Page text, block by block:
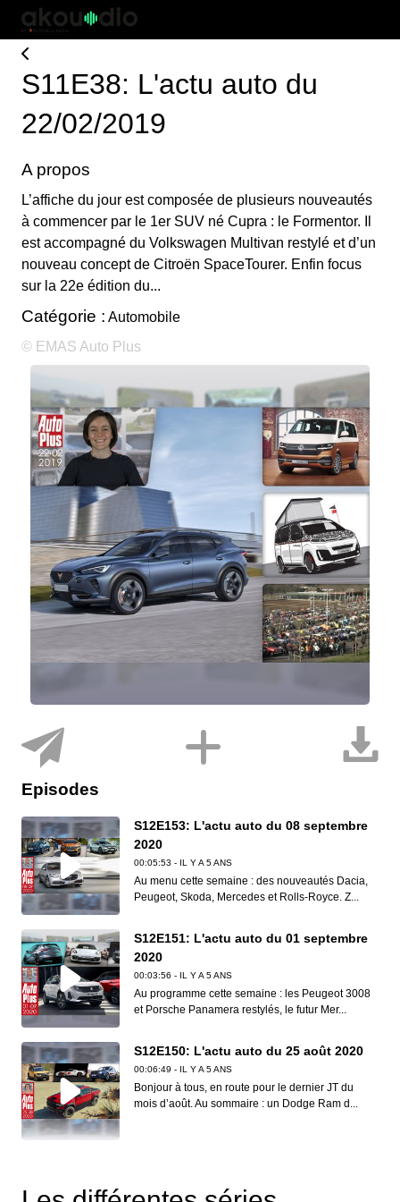
S11E38: L'actu auto du
22/02/2019
A propos
L’affiche du jour est composée de plusieurs nouveautés
à commencer par le 1er SUV né Cupra : le Formentor. Il
est accompagné du Volkswagen Multivan restylé et d’un
nouveau concept de Citroën SpaceTourer. Enfin focus
sur la 22e édition du...
Catégorie : Automobile
© EMAS Auto Plus
Episodes
S12E153: L'actu auto du 08 septembre
2020
00:05:53 - IL Y A 5 ANS
Au menu cette semaine : des nouveautés Dacia,
Peugeot, Skoda, Mercedes et Rolls-Royce. Z...
S12E151: L'actu auto du 01 septembre
2020
00:03:56 - IL Y A 5 ANS
Au programme cette semaine : les Peugeot 3008
et Porsche Panamera restylés, le futur Mer...
S12E150: L'actu auto du 25 août 2020
00:06:49 - IL Y A 5 ANS
Bonjour à tous, en route pour le dernier JT du
mois d’août. Au sommaire : un Dodge Ram d...